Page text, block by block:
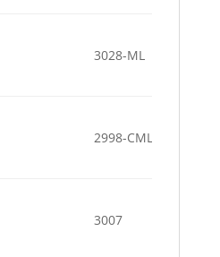
3028-ML
2998-CML
3007